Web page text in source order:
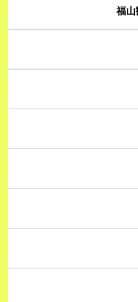
福山